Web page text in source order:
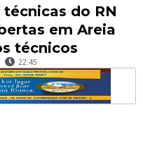
do RN
em Areia
técnicos
22:45